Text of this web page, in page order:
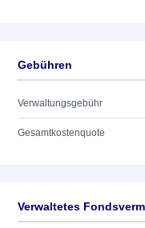
Gebühren
Verwaltungsgebühr
Gesamtkostenquote
Verwaltetes